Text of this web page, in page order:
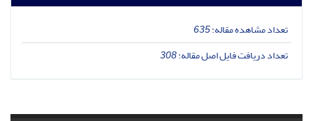
تعداد مشاهده مقاله:635
تعداد دریافت فایل اصل مقاله:308